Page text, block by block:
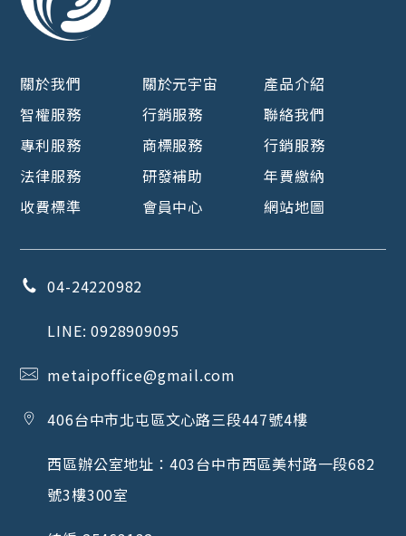
關於我們 關於元宇宙
產品介紹
智權服務
行銷服務
聯絡我們
專利服務
商標服務
行銷服務
法律服務
研發補助
年費繳納
收費標準
會員中心 網站地圖
04-24220982
LINE:0928909095
metaipoffice@gmail.com
406台中市北屯區文心路三段447號4樓
西區辦公室地址： 403台中市西區美村路一段682
號3樓300室